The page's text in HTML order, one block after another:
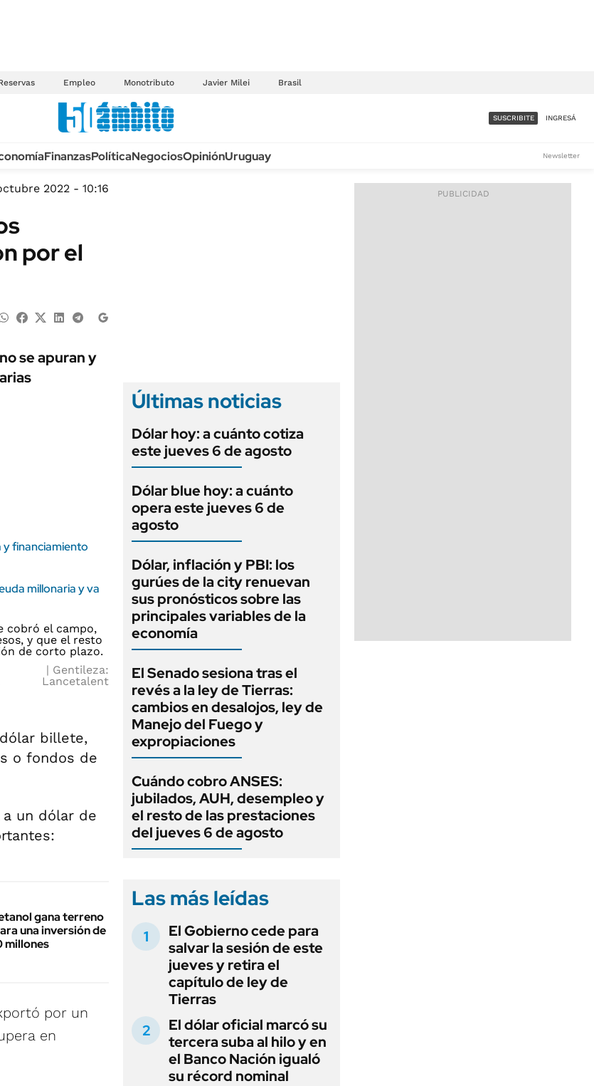
Empleo Monotributo Javier Milei Brasil
TECNOLOGÍA
MÉXICO
MUNDO
INFORMACIÓN GENERAL
AUTOS
ACCESO FULL - $1.800/MES
SUSCRIBITE INGRESÁ
FinanzasPolíticaNegociosOpiniónUruguay Newsletter
2022 - 10:16
por el
se apuran y
y financiamiento
millonaria y va
Gentileza:
Lancetalent
billete,
o fondos de
un dólar de
gana terreno
una inversión de
millones
por un
en
Últimas noticias
Dólar hoy: a cuánto cotiza
este jueves 6 de agosto
Dólar blue hoy: a cuánto
opera este jueves 6 de
agosto
Dólar, inflación y PBI: los
gurúes de la city renuevan
sus pronósticos sobre las
principales variables de la
economía
El Senado sesiona tras el
revés a la ley de Tierras:
cambios en desalojos, ley de
Manejo del Fuego y
expropiaciones
Cuándo cobro ANSES:
jubilados, AUH, desempleo y
el resto de las prestaciones
del jueves 6 de agosto
Las más leídas
El Gobierno cede para
salvar la sesión de este
jueves y retira el
capítulo de ley de
Tierras
El dólar oficial marcó su
tercera suba al hilo y en
el Banco Nación igualó
su récord nominal